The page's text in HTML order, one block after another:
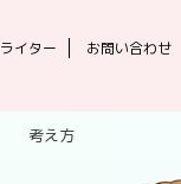
ライター お問い合わせ
考え方